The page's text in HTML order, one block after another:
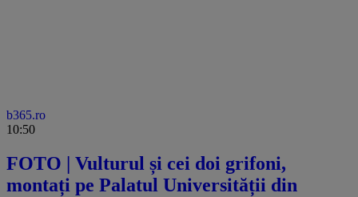
b365.ro
10:50
FOTO | Vulturul și cei doi grifoni,
montați pe Palatul Universității din